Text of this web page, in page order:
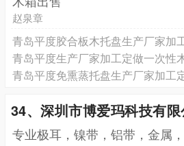
赵泉章
青岛平度胶合板木托盘生产厂家加
青岛平度生产厂家加工定做一次性
青岛平度免熏蒸托盘生产厂家加工
34、深圳市博爱玛科技有限
专业极耳，镍带，铝带，金属